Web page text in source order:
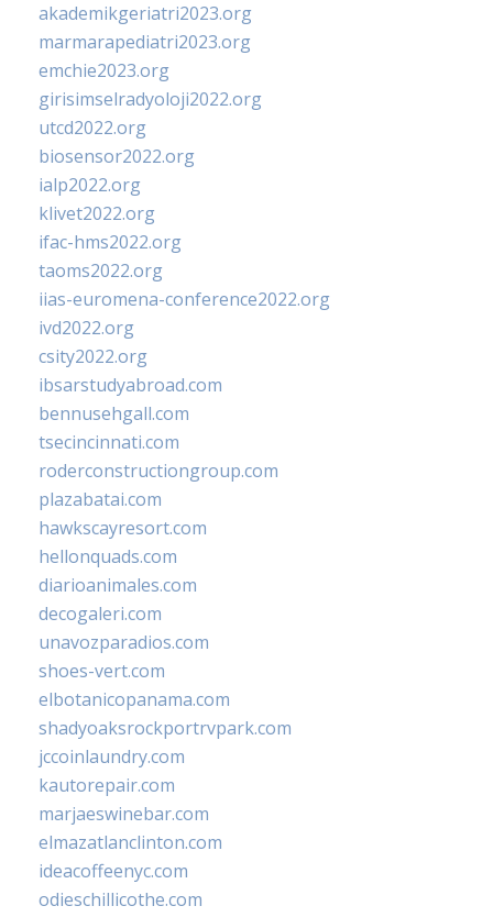
akademikgeriatri2023.org
marmarapediatri2023.org
emchie2023.org
girisimselradyoloji2022.org
utcd2022.org
biosensor2022.org
ialp2022.org
klivet2022.org
ifac-hms2022.org
taoms2022.org
iias-euromena-conference2022.org
ivd2022.org
csity2022.org
ibsarstudyabroad.com
bennusehgall.com
tsecincinnati.com
roderconstructiongroup.com
plazabatai.com
hawkscayresort.com
hellonquads.com
diarioanimales.com
decogaleri.com
unavozparadios.com
shoes-vert.com
elbotanicopanama.com
shadyoaksrockportrvpark.com
jccoinlaundry.com
kautorepair.com
marjaeswinebar.com
elmazatlanclinton.com
ideacoffeenyc.com
odieschillicothe.com